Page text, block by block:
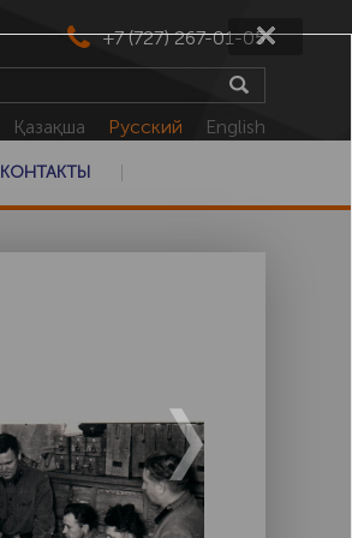
+7 (727) 267-01-05
Қазақша Русский English
КОНТАКТЫ